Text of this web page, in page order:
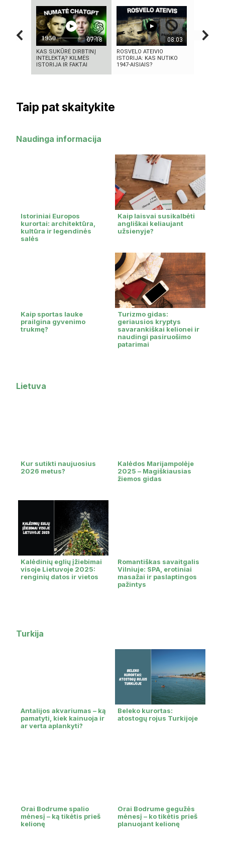
07:18
KAS SUKŪRĖ DIRBTINĮ
INTELEKTĄ? KILMĖS
ISTORIJA IR FAKTAI
08:03
ROSVELO ATEIVIO
ISTORIJA: KAS NUTIKO
1947-AISIAIS?
Taip pat skaitykite
Naudinga informacija
Istoriniai Europos
kurortai: architektūra,
kultūra ir legendinės
salės
Kaip laisvai susikalbėti
angliškai keliaujant
užsienyje?
Kaip sportas lauke
prailgina gyvenimo
trukmę?
Turizmo gidas:
geriausios kryptys
savarankiškai kelionei ir
naudingi pasiruošimo
patarimai
Lietuva
Kur sutikti naujuosius
2026 metus?
Kalėdos Marijampolėje
2025 – Magiškiausias
žiemos gidas
Kalėdinių eglių įžiebimai
visoje Lietuvoje 2025:
renginių datos ir vietos
Romantiškas savaitgalis
Vilniuje: SPA, erotiniai
masažai ir paslaptingos
pažintys
Turkija
Antalijos akvariumas – ką
pamatyti, kiek kainuoja ir
ar verta aplankyti?
Beleko kurortas:
atostogų rojus Turkijoje
Orai Bodrume spalio
mėnesį – ką tikėtis prieš
kelionę
Orai Bodrume gegužės
mėnesį – ko tikėtis prieš
planuojant kelionę